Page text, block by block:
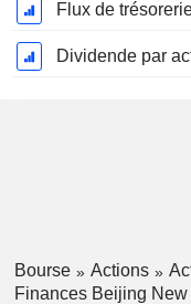
Dividende par
Bourse Actions
Finances Beijing